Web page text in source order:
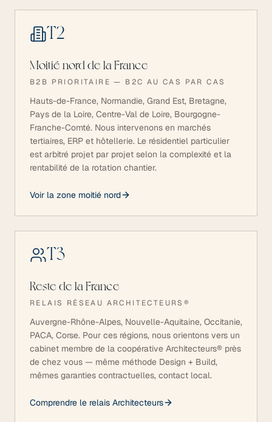
T2
Moitié nord de la France
B2B PRIORITAIRE — B2C AU CAS PAR CAS
Hauts-de-France, Normandie, Grand Est, Bretagne,
Pays de la Loire, Centre-Val de Loire, Bourgogne-
Franche-Comté. Nous intervenons en marchés
tertiaires, ERP et hôtellerie. Le résidentiel particulier
est arbitré projet par projet selon la complexité et la
rentabilité de la rotation chantier.
Voir la zone moitié nord
T3
Reste de la France
RELAIS RÉSEAU ARCHITECTEURS®
Auvergne-Rhône-Alpes, Nouvelle-Aquitaine, Occitanie,
PACA, Corse. Pour ces régions, nous orientons vers un
cabinet membre de la coopérative Architecteurs® près
de chez vous — même méthode Design + Build,
mêmes garanties contractuelles, contact local.
Comprendre le relais Architecteurs